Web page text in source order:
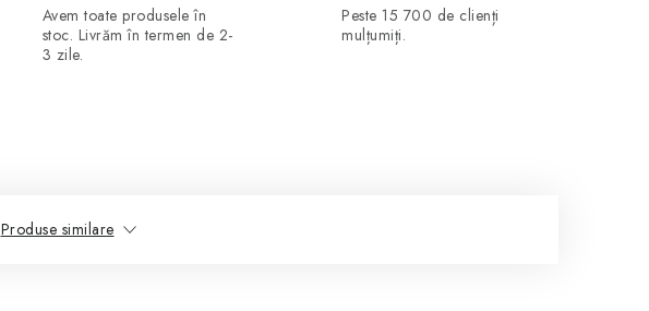
Avem toate produsele în
stoc. Livrăm în termen de 2-
3 zile.
Peste 15 700 de clienți
mulțumiți.
Produse similare